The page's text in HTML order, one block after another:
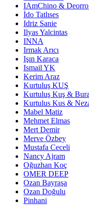
IAmChino &
İdo Tatlıses
Idriz Sanie
Ilyas Yalcintas
INNA
Irmak Arıcı
Işın Karaca
Ismail YK
Kerim Araz
Kurtuluş KUŞ
Kurtuluş Kuş &
Kurtulus Kus &
Mabel Matiz
Mehmet Elmas
Mert Demir
Merve Özbey
Mustafa Ceceli
Nancy Ajram
Oğuzhan Koç
OMER DEEP
Ozan Bayraşa
Ozan Doğulu
Pinhani